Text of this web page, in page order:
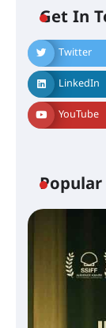
Get In
Twitter
LinkedIn
YouTube
Popular